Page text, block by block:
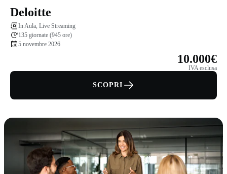
Deloitte
In Aula, Live Streaming
135 giornate (945 ore)
5 novembre 2026
10.000€
IVA esclusa
SCOPRI